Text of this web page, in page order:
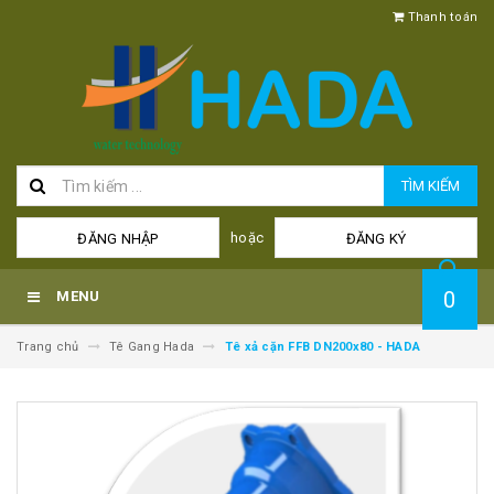
Thanh toán
TÌM KIẾM
ĐĂNG NHẬP hoặc ĐĂNG KÝ
MENU 0
Trang chủ Tê Gang Hada Tê xả cặn FFB DN200x80 - HADA